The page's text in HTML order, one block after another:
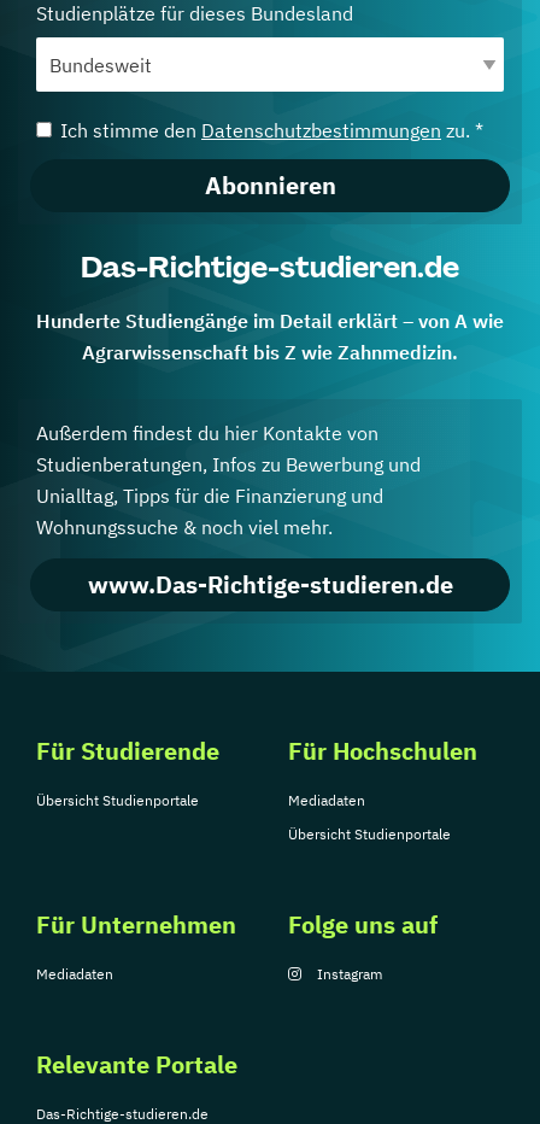
Studienplätze für dieses Bundesland
Ich stimme den Datenschutzbestimmungen zu. *
Abonnieren
Das-Richtige-studieren.de
Hunderte Studiengänge im Detail erklärt – von A wie
Agrarwissenschaft bis Z wie Zahnmedizin.
Außerdem findest du hier Kontakte von
Studienberatungen, Infos zu Bewerbung und
Unialltag, Tipps für die Finanzierung und
Wohnungssuche & noch viel mehr.
www.Das-Richtige-studieren.de
Für Studierende
Übersicht Studienportale
Für Hochschulen
Mediadaten
Übersicht Studienportale
Für Unternehmen
Mediadaten
Relevante Portale
Das-Richtige-studieren.de
Folge uns auf
Instagram